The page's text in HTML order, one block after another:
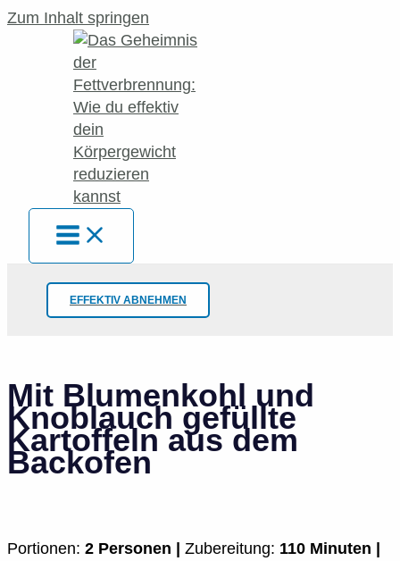
Zum Inhalt springen
EFFEKTIV ABNEHMEN
Mit Blumenkohl und
Knoblauch gefüllte
Kartoffeln aus dem
Backofen
Portionen: 2 Personen | Zubereitung: 110 Minuten |